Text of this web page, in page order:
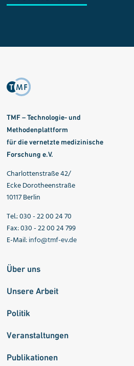
TMF – Technologie- und
Methodenplattform
für die vernetzte medizinische
Forschung e.V.
Charlottenstraße 42/
Ecke Dorotheenstraße
10117 Berlin
Tel.: 030 - 22 00 24 70
Fax: 030 - 22 00 24 799
E-Mail:info@tmf-ev.de
Über uns
Unsere Arbeit
Politik
Veranstaltungen
Publikationen